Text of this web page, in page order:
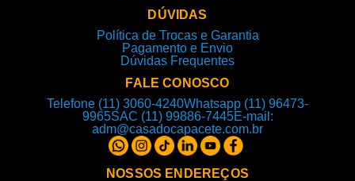
DÚVIDAS
Política de Trocas e Garantia
Pagamento e Envio
Dúvidas Frequentes
FALE CONOSCO
Telefone (11) 3060-4240Whatsapp (11) 96473-
9965SAC (11) 99886-7445E-mail:
adm@casadocapacete.com.br
NOSSOS ENDEREÇOS